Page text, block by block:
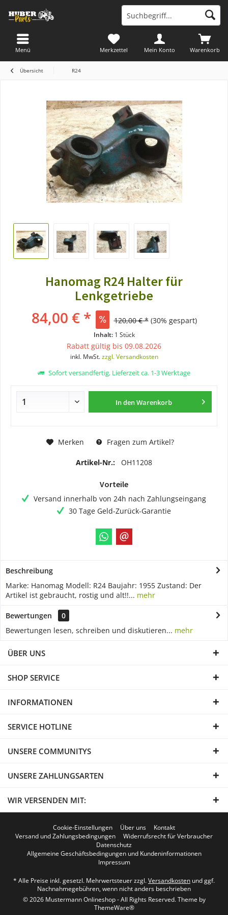
Warenkorb
Merkzettel Mein Konto
Menü
Übersicht R24
Hanomag R24 Halter für
Lenkgetriebe
84,00 € * 120,00 € * (30% gespart)
Inhalt: 1 Stück
Rabatt gültig bis 09.08.2026
inkl. MwSt.zzgl. Versandkosten
Sofort versandfertig, Lieferzeit ca. 1-3 Werktage
In denWarenkorb
Merken Fragen zum Artikel?
Artikel-Nr.: OH11208
Vorteile
Versand innerhalb von 24h nach Zahlungseingang
30 Tage Geld-Zurück-Garantie
Beschreibung
Marke: Hanomag Modell: R24 Baujahr: 1955 Zustand: Der
Artikel ist gebraucht, rostig und alt!!... mehr
Bewertungen
0
Bewertungen lesen, schreiben und diskutieren... mehr
ÜBER UNS
SHOP SERVICE
INFORMATIONEN
SERVICE HOTLINE
UNSERE COMMUNITYS
UNSERE ZAHLUNGSARTEN
WIR VERSENDEN MIT:
Cookie-Einstellungen Über uns
Kontakt
Versand und Zahlungsbedingungen
Widerrufsrecht für Verbraucher
Datenschutz
Allgemeine Geschäftsbedingungen und Kundeninformationen
Impressum
* Alle Preise inkl. gesetzl. Mehrwertsteuer zzgl.Versandkosten und ggf.
Nachnahmegebühren, wenn nicht anders beschrieben
© 2026 Mustermann Onlineshop - All Rights Reserved. Theme by
ThemeWare®